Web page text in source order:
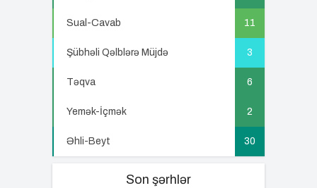
Sual-Cavab 11
Şübhəli Qəlblərə Müjdə 3
Təqva 6
Yemək-İçmək 2
Əhli-Beyt 30
Son şərhlər